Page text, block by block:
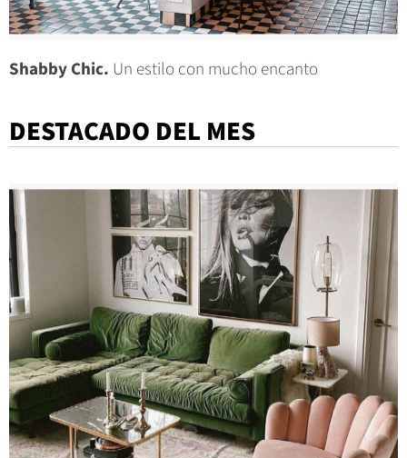
Shabby Chic. Un estilo con mucho encanto
DESTACADO DEL MES